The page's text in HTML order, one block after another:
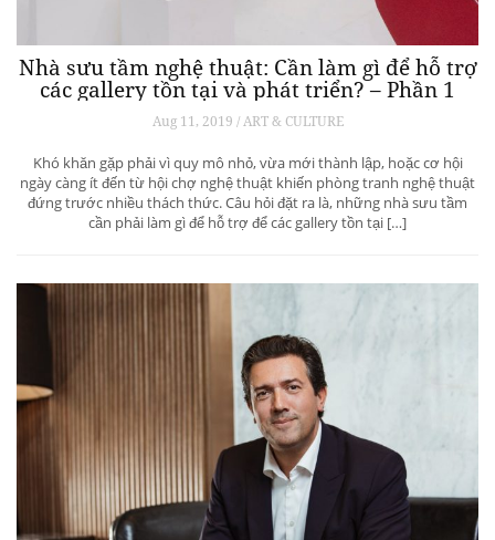
Nhà sưu tầm nghệ thuật: Cần làm gì để hỗ trợ
các gallery tồn tại và phát triển? – Phần 1
Aug 11, 2019 / ART & CULTURE
Khó khăn gặp phải vì quy mô nhỏ, vừa mới thành lập, hoặc cơ hội
ngày càng ít đến từ hội chợ nghệ thuật khiến phòng tranh nghệ thuật
đứng trước nhiều thách thức. Câu hỏi đặt ra là, những nhà sưu tầm
cần phải làm gì để hỗ trợ để các gallery tồn tại […]